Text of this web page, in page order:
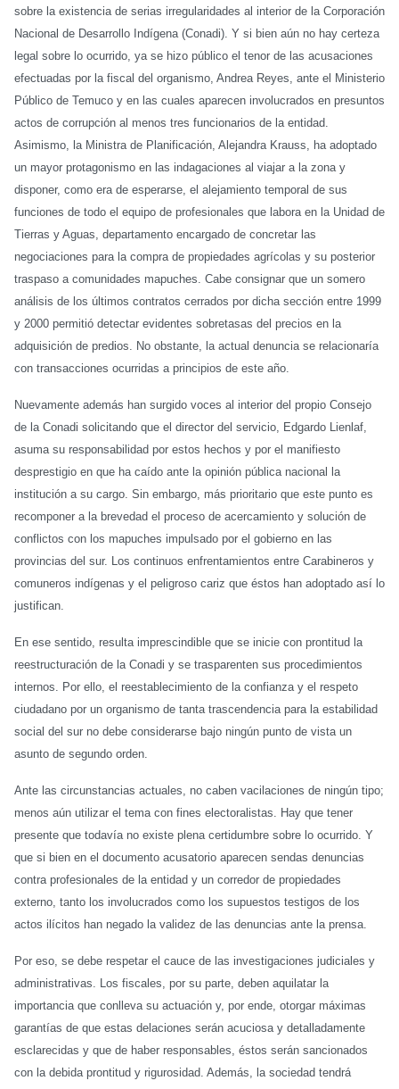
sobre la existencia de serias irregularidades al interior de la Corporación
Nacional de Desarrollo Indígena (Conadi). Y si bien aún no hay certeza
legal sobre lo ocurrido, ya se hizo público el tenor de las acusaciones
efectuadas por la fiscal del organismo, Andrea Reyes, ante el Ministerio
Público de Temuco y en las cuales aparecen involucrados en presuntos
actos de corrupción al menos tres funcionarios de la entidad.
Asimismo, la Ministra de Planificación, Alejandra Krauss, ha adoptado
un mayor protagonismo en las indagaciones al viajar a la zona y
disponer, como era de esperarse, el alejamiento temporal de sus
funciones de todo el equipo de profesionales que labora en la Unidad de
Tierras y Aguas, departamento encargado de concretar las
negociaciones para la compra de propiedades agrícolas y su posterior
traspaso a comunidades mapuches. Cabe consignar que un somero
análisis de los últimos contratos cerrados por dicha sección entre 1999
y 2000 permitió detectar evidentes sobretasas del precios en la
adquisición de predios. No obstante, la actual denuncia se relacionaría
con transacciones ocurridas a principios de este año.
Nuevamente además han surgido voces al interior del propio Consejo
de la Conadi solicitando que el director del servicio, Edgardo Lienlaf,
asuma su responsabilidad por estos hechos y por el manifiesto
desprestigio en que ha caído ante la opinión pública nacional la
institución a su cargo. Sin embargo, más prioritario que este punto es
recomponer a la brevedad el proceso de acercamiento y solución de
conflictos con los mapuches impulsado por el gobierno en las
provincias del sur. Los continuos enfrentamientos entre Carabineros y
comuneros indígenas y el peligroso cariz que éstos han adoptado así lo
justifican.
En ese sentido, resulta imprescindible que se inicie con prontitud la
reestructuración de la Conadi y se trasparenten sus procedimientos
internos. Por ello, el reestablecimiento de la confianza y el respeto
ciudadano por un organismo de tanta trascendencia para la estabilidad
social del sur no debe considerarse bajo ningún punto de vista un
asunto de segundo orden.
Ante las circunstancias actuales, no caben vacilaciones de ningún tipo;
menos aún utilizar el tema con fines electoralistas. Hay que tener
presente que todavía no existe plena certidumbre sobre lo ocurrido. Y
que si bien en el documento acusatorio aparecen sendas denuncias
contra profesionales de la entidad y un corredor de propiedades
externo, tanto los involucrados como los supuestos testigos de los
actos ilícitos han negado la validez de las denuncias ante la prensa.
Por eso, se debe respetar el cauce de las investigaciones judiciales y
administrativas. Los fiscales, por su parte, deben aquilatar la
importancia que conlleva su actuación y, por ende, otorgar máximas
garantías de que estas delaciones serán acuciosa y detalladamente
esclarecidas y que de haber responsables, éstos serán sancionados
con la debida prontitud y rigurosidad. Además, la sociedad tendrá